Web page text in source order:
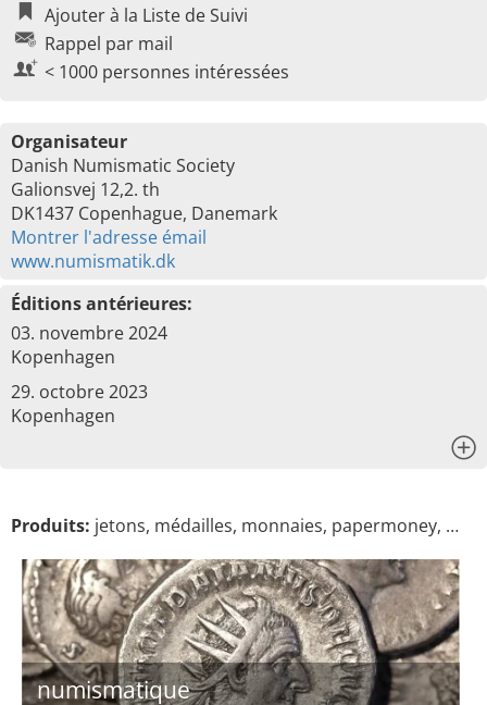
Ajouter à la Liste de Suivi
Rappel par mail
< 1000 personnes intéressées
Organisateur
Danish Numismatic Society
Galionsvej 12,2. th
DK1437 Copenhague, Danemark
Montrer l'adresse émail
www.numismatik.dk
Éditions antérieures:
03. novembre 2024
Kopenhagen
29. octobre 2023
Kopenhagen
Produits: jetons, médailles, monnaies, papermoney, …
numismatique